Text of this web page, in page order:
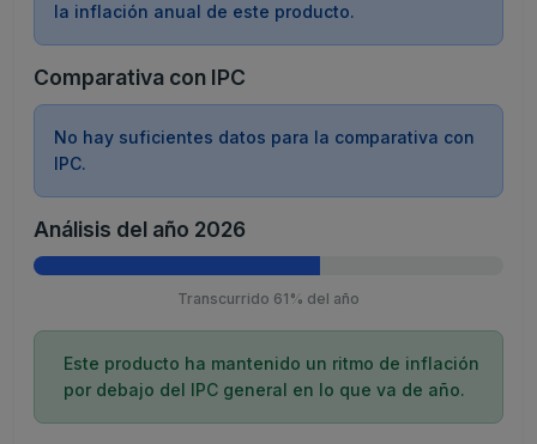
la inflación anual de este producto.
Comparativa con IPC
No hay suficientes datos para la comparativa con
IPC.
Análisis del año 2026
Transcurrido 61% del año
Este producto ha mantenido un ritmo de inflación
por debajo del IPC general en lo que va de año.